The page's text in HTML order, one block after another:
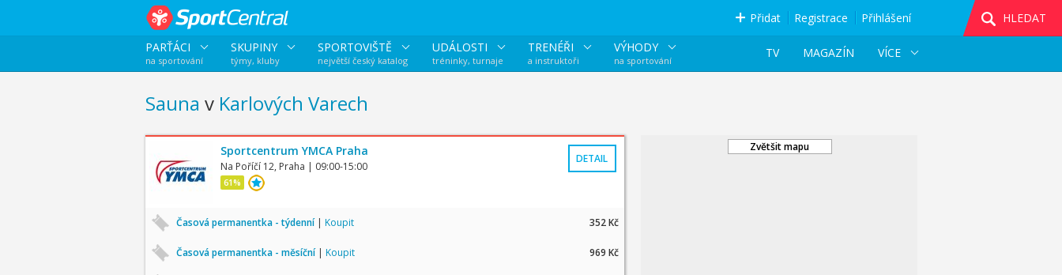
Přidat Registrace Přihlášení
HLEDAT
PARŤÁCI
na sportování
SKUPINY
týmy, kluby
SPORTOVIŠTĚ
největší český katalog
UDÁLOSTI
tréninky, turnaje
TRENÉŘI
a instruktoři
VÝHODY
na sportování
VÍCE
MAGAZÍN
TV
Sauna v Karlových Varech
Sportcentrum YMCA Praha
Na Poříčí 12, Praha | 09:00-15:00
61%
DETAIL
Časová permanentka - týdenní | Koupit 352 Kč
Časová permanentka - měsíční | Koupit 969 Kč
Zvětšit mapu